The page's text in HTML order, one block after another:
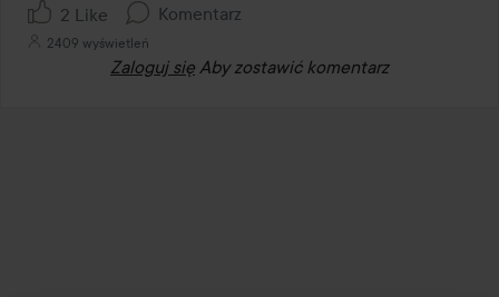
2 Like Komentarz
2409 wyświetleń
Zaloguj się Aby zostawić komentarz